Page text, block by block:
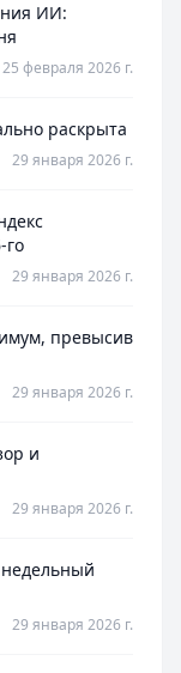
ИИ:
25 февраля 2026 г.
раскрыта
29 января 2026 г.
29 января 2026 г.
превысив
29 января 2026 г.
и
29 января 2026 г.
29 января 2026 г.